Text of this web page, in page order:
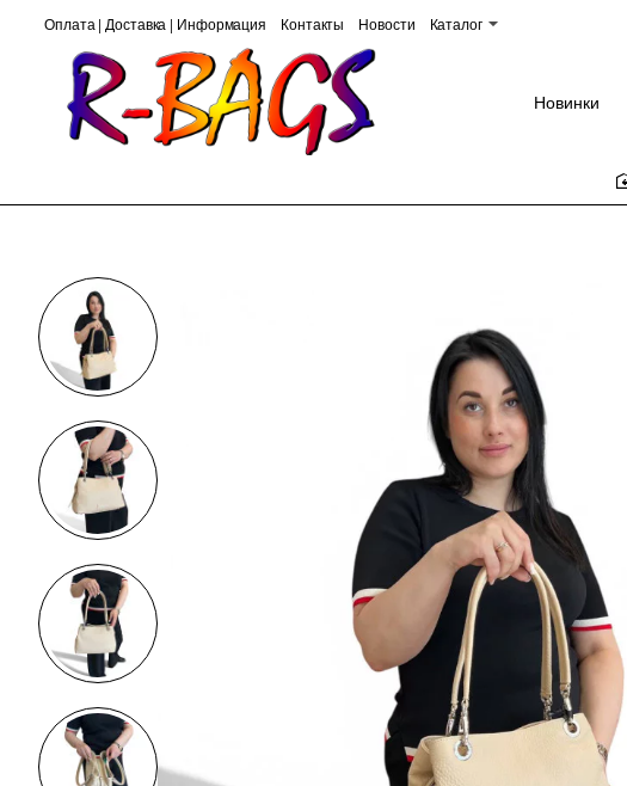
Оплата | Доставка | Информация Контакты Новости Каталог
Новинки